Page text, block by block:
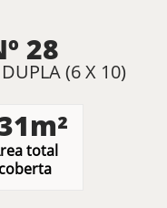
28
(6 X 10)
total
coberta